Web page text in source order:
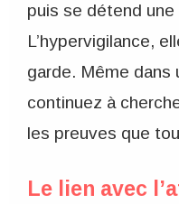
puis se détend
L’hypervigilance,
garde. Même dans
continuez à
les preuves que
Le lien avec